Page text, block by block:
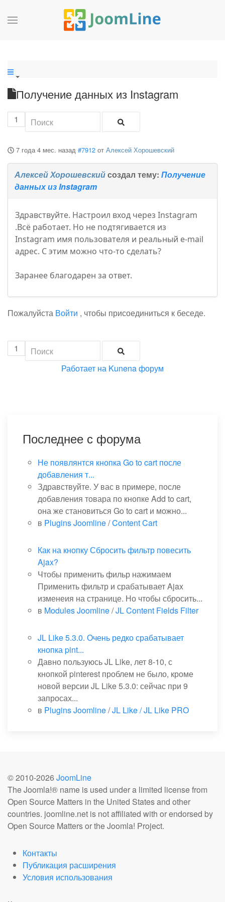
Получение данных из Instagram
1
7 года 4 мес. назад #7912 от Алексей Хорошевский
Алексей Хорошевскийсоздал тему: Получение
данных из Instagram
Здравствуйте. Настроил вход через Instagram
.Всё работает. Но не подтягивается из
Instagram имя пользователя и реальный e-mail
адрес. С этим можно что-то сделать?
Заранее благодарен за ответ.
Пожалуйста Войти , чтобы присоединиться к беседе.
1
Работает на Kunena форум
Последнее с форума
Не появлянтся кнопка Go to cart после
добавления т...
Здравствуйте. У вас в примере, после
добавления товара по кнопке Add to cart,
она же становиться Go to cart и можно...
в Plugins Joomline/Content Cart
Как на кнопку Сбросить фильтр повесить
Ajax?
Чтобы применить фильр нажимаем
Применить фильтр и срабатывает Ajax
изменеия на странице. Но чтобы сбросить...
в Modules Joomline/JL Content Fields Filter
JL Like 5.3.0. Очень редко срабатывает
кнопка pint...
Давно пользуюсь JL Like, лет 8-10, с
кнопкой pinterest проблем не было, кроме
новой версии JL Like 5.3.0: сейчас при 9
запросах...
в Plugins Joomline/JL Like / JL Like PRO
© 2010-2026 JoomLine
The Joomla!® name is used under a limited license from
Open Source Matters in the United States and other
countries. joomline.net is not affiliated with or endorsed by
Open Source Matters or the Joomla! Project.
Контакты
Публикация расширения
Условия использования